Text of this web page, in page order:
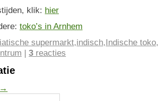
klik: hier
toko’s in Arnhem
supermarkt,indisch,Indische toko,
| 3 reacties
→